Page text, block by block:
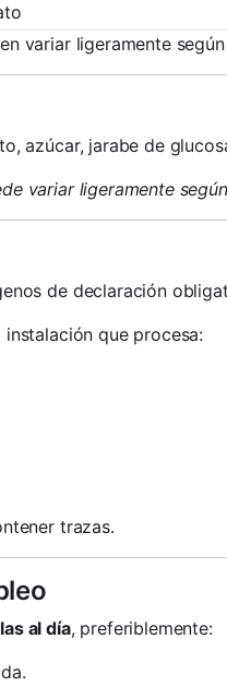
variar ligeramente
azúcar, jarabe de
variar ligeramente
de declaración
que procesa:
trazas.
al día, preferiblemente: